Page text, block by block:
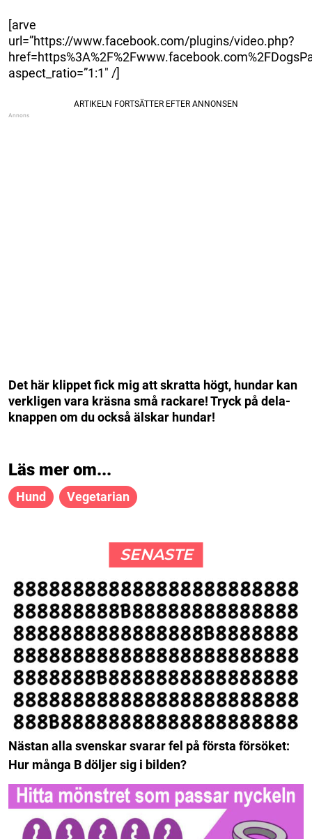
[arve
url=”https://www.facebook.com/plugins/video.php?
aspect_ratio=”1:1″ /]
Det här klippet fick mig att skratta högt, hundar kan
verkligen vara kräsna små rackare! Tryck på dela-
knappen om du också älskar hundar!
Läs mer om...
Hund Vegetarian
SENASTE
Nästan alla svenskar svarar fel på första försöket:
Hur många B döljer sig i bilden?